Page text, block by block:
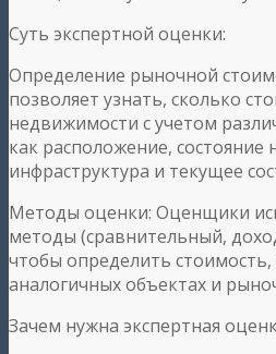
Суть экспертной оценки:
Определение рыночной
позволяет узнать, сколько
недвижимости с учетом
как расположение,
инфраструктура и текущее
Методы оценки: Оценщики
методы (сравнительный,
чтобы определить
аналогичных объектах и
Зачем нужна экспертная